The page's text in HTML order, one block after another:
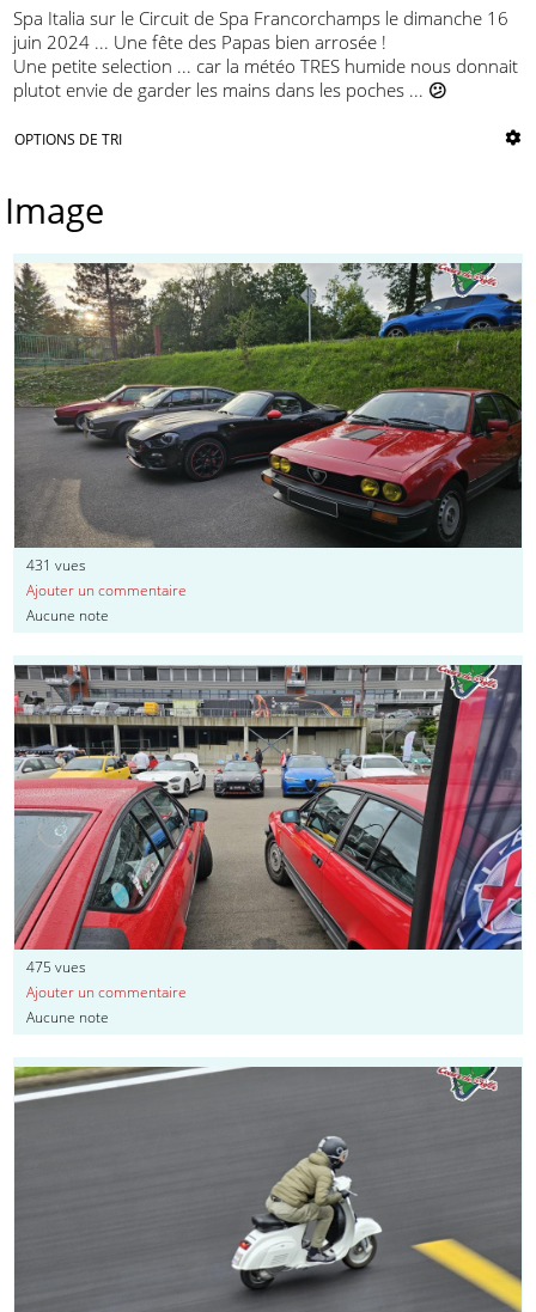
Spa Italia sur le Circuit de Spa Francorchamps le dimanche 16
juin 2024 ... Une fête des Papas bien arrosée !
Une petite selection ... car la météo TRES humide nous donnait
plutot envie de garder les mains dans les poches ... 😕
OPTIONS DE TRI
Image
431 vues
Ajouter un commentaire
Aucune note
475 vues
Ajouter un commentaire
Aucune note